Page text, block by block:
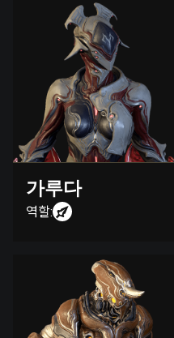
가루다
역할: